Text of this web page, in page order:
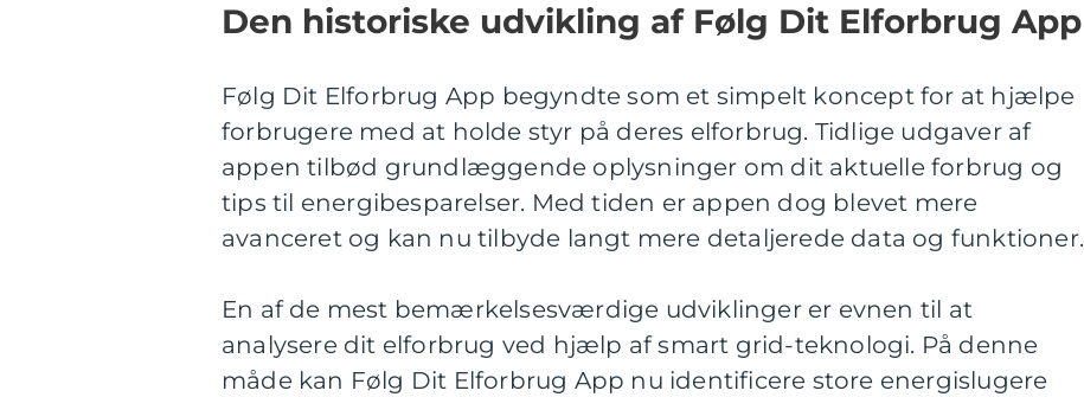
Den historiske udvikling af Følg Dit Elforbrug App
Følg Dit Elforbrug App begyndte som et simpelt koncept for at hjælpe
forbrugere med at holde styr på deres elforbrug. Tidlige udgaver af
appen tilbød grundlæggende oplysninger om dit aktuelle forbrug og
tips til energibesparelser. Med tiden er appen dog blevet mere
avanceret og kan nu tilbyde langt mere detaljerede data og funktioner.
En af de mest bemærkelsesværdige udviklinger er evnen til at
analysere dit elforbrug ved hjælp af smart grid-teknologi. På denne
måde kan Følg Dit Elforbrug App nu identificere store energislugere